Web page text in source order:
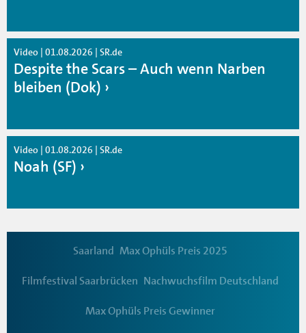
Video | 01.08.2026 | SR.de
Despite the Scars – Auch wenn Narben
bleiben (Dok)
Video | 01.08.2026 | SR.de
Noah (SF)
Saarland Max Ophüls Preis 2025
Filmfestival Saarbrücken Nachwuchsfilm Deutschland
Max Ophüls Preis Gewinner